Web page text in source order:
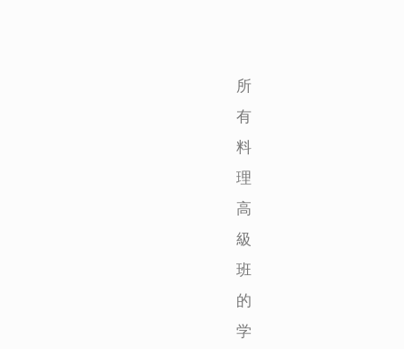
所
有
料
理
高
級
班
的
学